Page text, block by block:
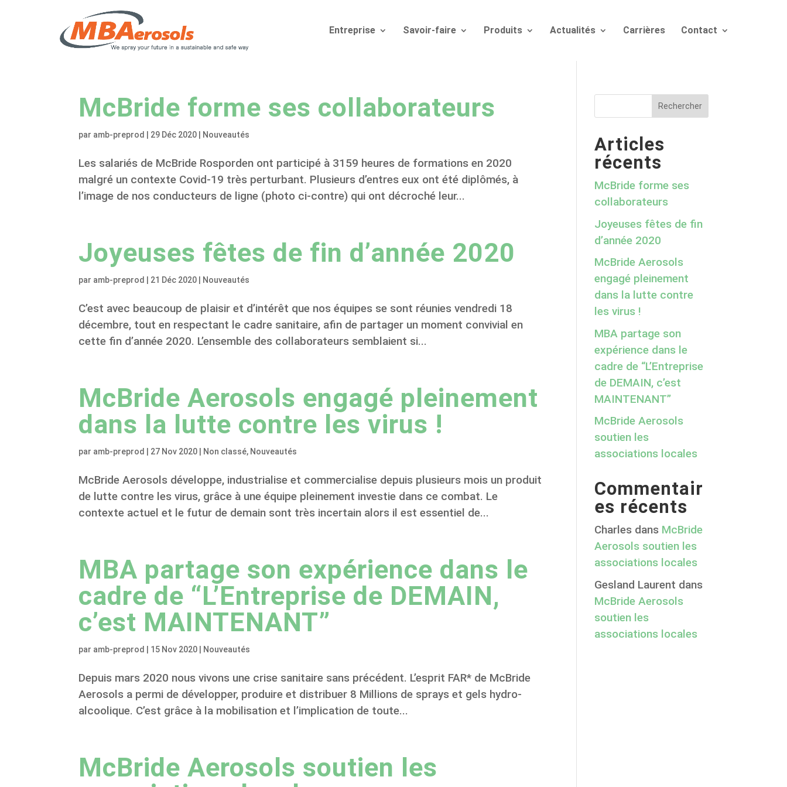
Entreprise Savoir-faire Produits Actualités Carrières Contact
McBride forme ses collaborateurs
par amb-preprod 29 Déc 2020 Nouveautés
Les salariés de McBride Rosporden ont participé à 3159 heures de formations en 2020
malgré un contexte Covid-19 très perturbant. Plusieurs d’entres eux ont été diplômés, à
l’image de nos conducteurs de ligne (photo ci-contre) qui ont décroché leur...
Joyeuses fêtes de fin d’année 2020
par amb-preprod 21 Déc 2020 Nouveautés
C’est avec beaucoup de plaisir et d’intérêt que nos équipes se sont réunies vendredi 18
décembre, tout en respectant le cadre sanitaire, afin de partager un moment convivial en
cette fin d’année 2020. L’ensemble des collaborateurs semblaient si...
McBride Aerosols engagé pleinement
dans la lutte contre les virus !
par amb-preprod 27 Nov 2020 Non classé, Nouveautés
McBride Aerosols développe, industrialise et commercialise depuis plusieurs mois un produit
de lutte contre les virus, grâce à une équipe pleinement investie dans ce combat. Le
contexte actuel et le futur de demain sont très incertain alors il est essentiel de...
MBA partage son expérience dans le
cadre de “L’Entreprise de DEMAIN,
c’est MAINTENANT”
par amb-preprod 15 Nov 2020 Nouveautés
Depuis mars 2020 nous vivons une crise sanitaire sans précédent. L’esprit FAR* de McBride
Aerosols a permi de développer, produire et distribuer 8 Millions de sprays et gels hydro-
alcoolique. C’est grâce à la mobilisation et l’implication de toute...
McBride Aerosols soutien les
Articles
récents
McBride forme ses
collaborateurs
Joyeuses fêtes de fin
d’année 2020
McBride Aerosols
engagé pleinement
dans la lutte contre
les virus !
MBA partage son
expérience dans le
cadre de “L’Entreprise
de DEMAIN, c’est
MAINTENANT”
McBride Aerosols
soutien les
associations locales
Commentair
es récents
Charles dans McBride
Aerosols soutien les
associations locales
Gesland Laurent dans
McBride Aerosols
soutien les
associations locales